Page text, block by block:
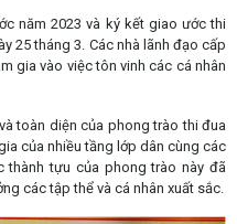
năm 2023 và ký kết giao ước thi
25 tháng 3. Các nhà lãnh đạo cấp
gia vào việc tôn vinh các cá nhân
toàn diện của phong trào thi đua
của nhiều tầng lớp dân cùng các
thành tựu của phong trào này đã
các tập thể và cá nhân xuất sắc.